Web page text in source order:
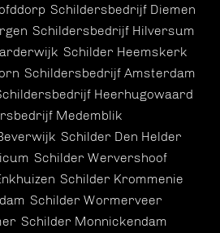
Schildersbedrijf Diemen
Schildersbedrijf Hilversum
Schilder Heemskerk
Schildersbedrijf Amsterdam
Heerhugowaard
Medemblik
Schilder Den Helder
Schilder Wervershoof
Schilder Krommenie
Schilder Wormerveer
Schilder Monnickendam